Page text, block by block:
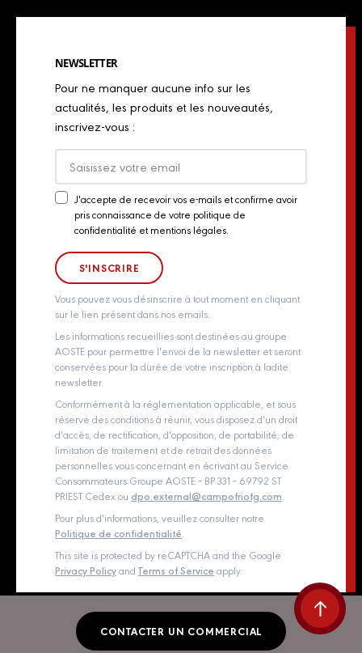
CONTACTER UN COMMERCIAL
Spécialités italiennes
Chiffonnades
Politique de Cookies
Actualités
Groupe Aoste
NEWSLETTER
Pour ne manquer aucune info sur les
actualités, les produits et les nouveautés,
inscrivez-vous :
Newsletter
Consent
J'accepte de recevoir vos e-mails et confirme avoir
pris connaissance de votre politique de
confidentialité et mentions légales.
Vous pouvez vous désinscrire à tout moment en cliquant
sur le lien présent dans nos emails.
Les informations recueillies sont destinées au groupe
AOSTE pour permettre l'envoi de la newsletter et seront
conservées pour la durée de votre inscription à ladite
newsletter.
Conformément à la réglementation applicable, et sous
réserve des conditions à réunir, vous disposez d'un droit
d'accès, de rectification, d'opposition, de portabilité, de
limitation de traitement et de retrait des données
personnelles vous concernant en écrivant au Service
Consommateurs Groupe AOSTE – BP 331 – 69792 ST
PRIEST Cedex ou dpo.external@campofriofg.com
Pour plus d'informations, veuillez consulter notre
Politique de confidentialité
This site is protected by reCAPTCHA and the Google
Privacy Policyand Terms of Service apply.
© 2026 Sigma tout droit réservé